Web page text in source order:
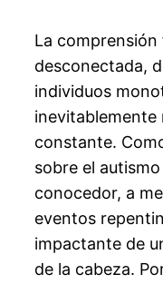
La
desconectada,
individuos
inevitablemente
constante.
sobre el
conocedor, a
eventos
impactante de
de la cabeza.